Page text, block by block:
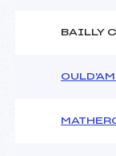
BAILLY